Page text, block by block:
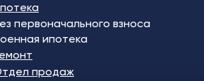
первоначального взноса
ипотека
продаж